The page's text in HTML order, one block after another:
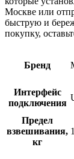
Москве или
быструю и
покупку,
Бренд
Интерфейс
подключения
Предел
взвешивания,
кг